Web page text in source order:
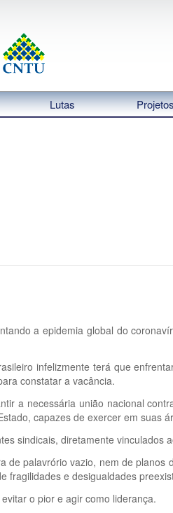
Lutas
a epidemia global do
infelizmente terá que
constatar a vacância.
a necessária união nacional
capazes de exercer em suas
sindicais, diretamente vinculados
de palavrório vazio, nem de
fragilidades e desigualdades
o pior e agir como liderança.